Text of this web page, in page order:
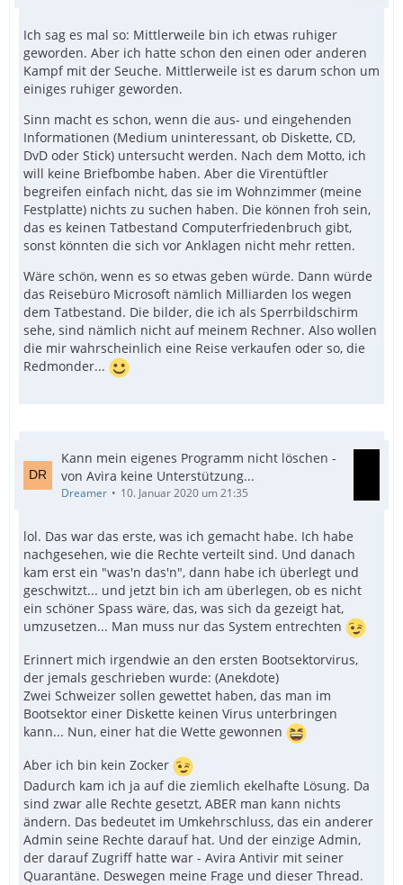
Ich sag es mal so: Mittlerweile bin ich etwas ruhiger
geworden. Aber ich hatte schon den einen oder anderen
Kampf mit der Seuche. Mittlerweile ist es darum schon um
einiges ruhiger geworden.
Sinn macht es schon, wenn die aus- und eingehenden
Informationen (Medium uninteressant, ob Diskette, CD,
DvD oder Stick) untersucht werden. Nach dem Motto, ich
will keine Briefbombe haben. Aber die Virentüftler
begreifen einfach nicht, das sie im Wohnzimmer (meine
Festplatte) nichts zu suchen haben. Die können froh sein,
das es keinen Tatbestand Computerfriedenbruch gibt,
sonst könnten die sich vor Anklagen nicht mehr retten.
Wäre schön, wenn es so etwas geben würde. Dann würde
das Reisebüro Microsoft nämlich Milliarden los wegen
dem Tatbestand. Die bilder, die ich als Sperrbildschirm
sehe, sind nämlich nicht auf meinem Rechner. Also wollen
die mir wahrscheinlich eine Reise verkaufen oder so, die
Redmonder...
Kann mein eigenes Programm nicht löschen -
von Avira keine Unterstützung...
Dreamer 10. Januar 2020 um 21:35
lol. Das war das erste, was ich gemacht habe. Ich habe
nachgesehen, wie die Rechte verteilt sind. Und danach
kam erst ein "was'n das'n", dann habe ich überlegt und
geschwitzt... und jetzt bin ich am überlegen, ob es nicht
ein schöner Spass wäre, das, was sich da gezeigt hat,
umzusetzen... Man muss nur das System entrechten
Erinnert mich irgendwie an den ersten Bootsektorvirus,
der jemals geschrieben wurde: (Anekdote)
Zwei Schweizer sollen gewettet haben, das man im
Bootsektor einer Diskette keinen Virus unterbringen
kann... Nun, einer hat die Wette gewonnen
Aber ich bin kein Zocker
Dadurch kam ich ja auf die ziemlich ekelhafte Lösung. Da
sind zwar alle Rechte gesetzt, ABER man kann nichts
ändern. Das bedeutet im Umkehrschluss, das ein anderer
Admin seine Rechte darauf hat. Und der einzige Admin,
der darauf Zugriff hatte war - Avira Antivir mit seiner
Quarantäne. Deswegen meine Frage und dieser Thread.